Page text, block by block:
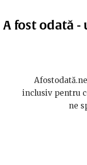
A fost odată
inclusiv pentru
ne